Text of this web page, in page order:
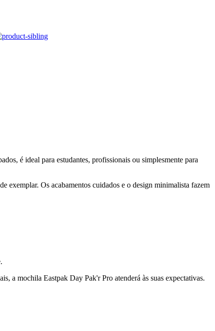
é ideal para estudantes, profissionais ou simplesmente para
exemplar. Os acabamentos cuidados e o design minimalista fazem
a mochila Eastpak Day Pak'r Pro atenderá às suas expectativas.